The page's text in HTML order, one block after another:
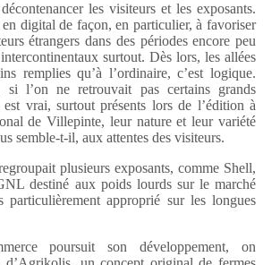
les visiteurs et les exposants.
digital de façon, en particulier, à favoriser
étrangers dans des périodes encore peu
surtout. Dès lors, les allées
remplies qu’à l’ordinaire, c’est logique.
si l’on ne retrouvait pas certains grands
vrai, surtout présents lors de l’édition à
de Villepinte, leur nature et leur variété
semble-t-il, aux attentes des visiteurs.
plusieurs exposants, comme Shell,
destiné aux poids lourds sur le marché
approprié sur les longues
poursuit son développement, on